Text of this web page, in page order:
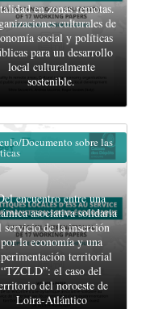
en zonas remotas.
culturales de
social y políticas
para un desarrollo
local culturalmente
sostenible.
Documento sobre las
encuentro entre una
asociativa solidaria
servicio de la inserción
por la economía y una
territorial
“TZCLD”: el caso del
del noroeste de
Loira-Atlántico